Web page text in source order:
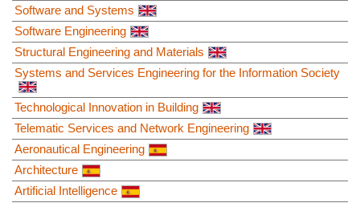
Software and Systems
Software Engineering
Structural Engineering and Materials
Systems and Services Engineering for the Information Society
Technological Innovation in Building
Telematic Services and Network Engineering
Aeronautical Engineering
Architecture
Artificial Intelligence